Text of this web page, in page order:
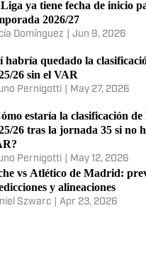
ya tiene fecha de inicio
2026/27
Domínguez Jun 9, 2026
habría quedado la
26 sin el VAR
Pernigotti May 27, 2026
estaría la clasificación
26 tras la jornada 35 si no
Pernigotti May 12, 2026
vs Atlético de Madrid:
y alineaciones
Szwarc Apr 23, 2026